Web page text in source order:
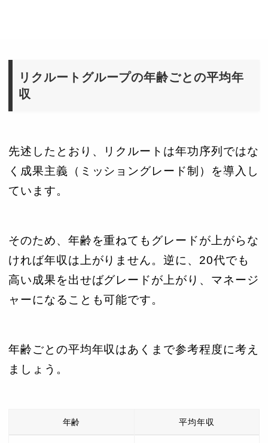
リクルートグループの年齢ごとの平均年
収
先述したとおり、リクルートは年功序列ではな
く成果主義（ミッショングレード制）を導入し
ています。
そのため、年齢を重ねてもグレードが上がらな
ければ年収は上がりません。逆に、20代でも
高い成果を出せばグレードが上がり、マネージ
ャーになることも可能です。
年齢ごとの平均年収はあくまで参考程度に考え
ましょう。
年齢 平均年収